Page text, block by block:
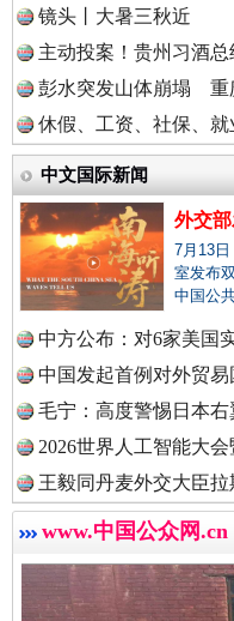
中国
中国
中国
中国
中国
春天里的科
巳巳如意，开
镜头丨大暑三秋近
主动投案！贵州习酒
彭水突发山体崩塌 重
休假、工资、社保、就
中文国际新闻
外交
7月13
室发布
中国公
中方公布：对6家美国
中国发起首例对外贸
毛宁：高度警惕日本右
2026世界人工智能大
王毅同丹麦外交大臣
www.中国公众网.cn